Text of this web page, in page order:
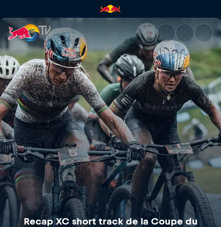
Recap XC short track de la
Recap XC short track de la Coupe du